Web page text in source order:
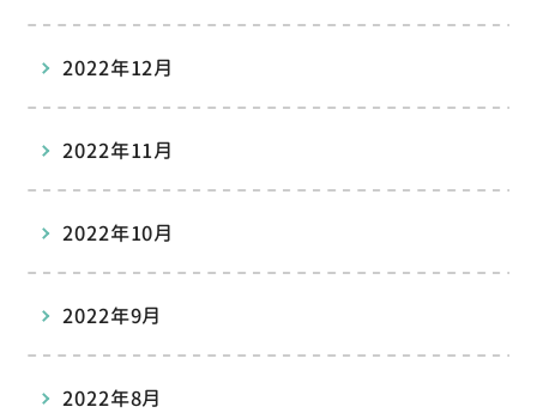
2022年12月
2022年11月
2022年10月
2022年9月
2022年8月